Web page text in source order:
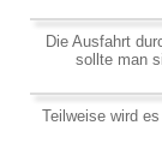
Die Ausfahrt
sollte man
Teilweise wird